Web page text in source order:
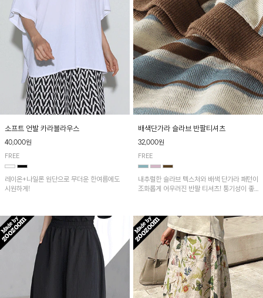
소프트 언발 카라블라우스
40,000원
FREE
레이온+나일론 원단으로 무더운 한여름에도
시원하게!
배색단가라 슬라브 반팔티셔츠
32,000원
FREE
내추럴한 슬라브 텍스처와 배색 단가라 패턴이
조화롭게 어우러진 반팔 티셔츠! 통기성이 좋